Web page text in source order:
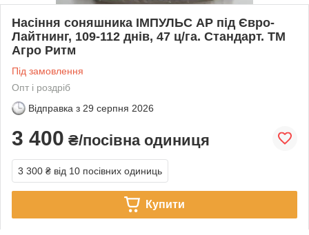
Насіння соняшника ІМПУЛЬС АР під Євро-
Лайтнинг, 109-112 днів, 47 ц/га. Стандарт. ТМ
Агро Ритм
Під замовлення
Опт і роздріб
Відправка з 29 серпня 2026
3 400 ₴/посівна одиниця
3 300 ₴ від 10 посівних одиниць
Купити